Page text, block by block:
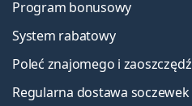
Program bonusowy
System rabatowy
Poleć znajomego i zaoszczędź
Regularna dostawa soczewek